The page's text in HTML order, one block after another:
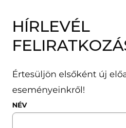
HÍRLEVÉL
Értesüljön elsőként új
eseményeinkről!
NÉV